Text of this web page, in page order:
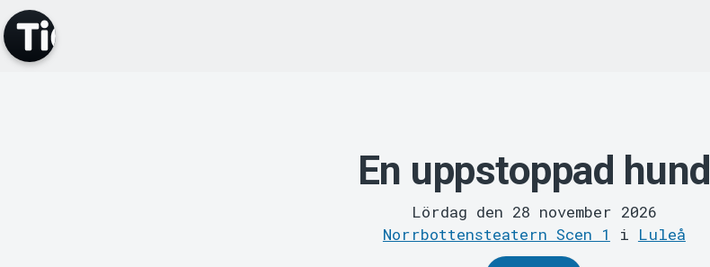
En uppstoppad hund
Lördag den 28 november 2026
Norrbottensteatern Scen 1
i Luleå